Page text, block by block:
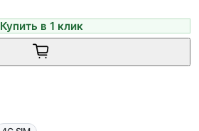
Купить в 1 клик